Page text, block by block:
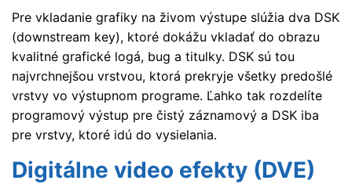
Pre vkladanie grafiky na živom výstupe slúžia dva DSK
(downstream key), ktoré dokážu vkladať do obrazu
kvalitné grafické logá, bug a titulky. DSK sú tou
najvrchnejšou vrstvou, ktorá prekryje všetky predošlé
vrstvy vo výstupnom programe. Ľahko tak rozdelíte
programový výstup pre čistý záznamový a DSK iba
pre vrstvy, ktoré idú do vysielania.
Digitálne video efekty (DVE)